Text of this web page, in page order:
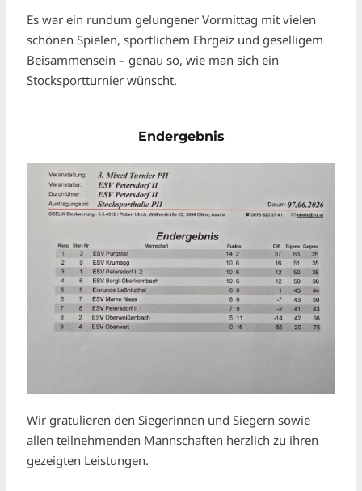
Es war ein rundum gelungener Vormittag mit vielen
schönen Spielen, sportlichem Ehrgeiz und geselligem
Beisammensein – genau so, wie man sich ein
Stocksportturnier wünscht.
Endergebnis
Wir gratulieren den Siegerinnen und Siegern sowie
allen teilnehmenden Mannschaften herzlich zu ihren
gezeigten Leistungen.